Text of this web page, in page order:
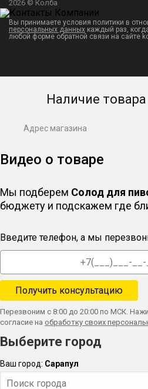
2026 © Колба
Вы принимаете условия политики в
персональных данных каждый раз,
любой форме обратной связи на сайте
Наличие
Адрес магазина
Видео о товаре
Мы подберем Солод для
бюджету и подскажем где
Введите телефон, а мы
Перезвоним с 8:00 до 20:00 по МСК.
согласие на обработку своих
Выберите город
Ваш город: Сарапул